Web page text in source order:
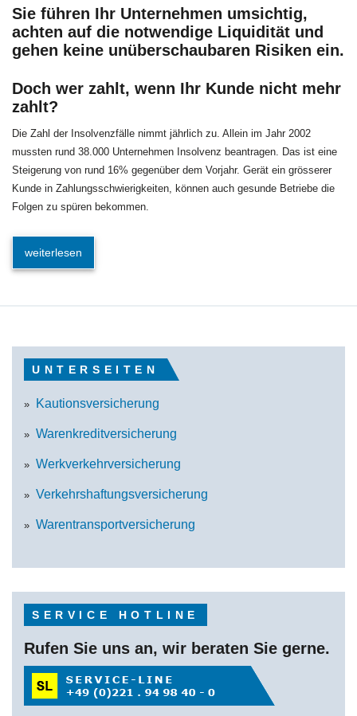
Sie führen Ihr Unternehmen umsichtig,
achten auf die notwendige Liquidität und
gehen keine unüberschaubaren Risiken ein.
Doch wer zahlt, wenn Ihr Kunde nicht mehr
zahlt?
Die Zahl der Insolvenzfälle nimmt jährlich zu. Allein im Jahr 2002
mussten rund 38.000 Unternehmen Insolvenz beantragen. Das ist eine
Steigerung von rund 16% gegenüber dem Vorjahr. Gerät ein grösserer
Kunde in Zahlungsschwierigkeiten, können auch gesunde Betriebe die
Folgen zu spüren bekommen.
weiterlesen
UNTERSEITEN
Kautionsversicherung
Warenkreditversicherung
Werkverkehrversicherung
Verkehrshaftungsversicherung
Warentransportversicherung
SERVICE HOTLINE
Rufen Sie uns an, wir beraten Sie gerne.